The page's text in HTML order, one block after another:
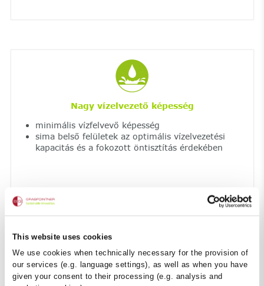
This website uses cookies
We use cookies when technically necessary for the provision of
our services (e.g. language settings), as well as when you have
given your consent to their processing (e.g. analysis and
Nagy vízelvezető képesség
minimális vízfelvevő képesség
sima belső felületek az optimális vízelvezetési
kapacitás és a fokozott öntisztítás érdekében
Jól állja az extrém hőmérséklet-ingadozást és